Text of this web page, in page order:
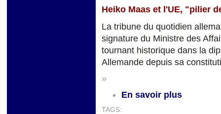
Heiko Maas et l'UE, "pilier
La tribune du quotidien
signature du Ministre des
tournant historique dans la
Allemande depuis sa
»
En savoir plus
TAGS: